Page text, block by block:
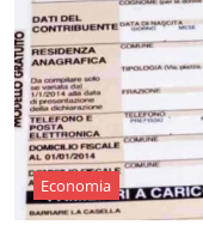
Economia